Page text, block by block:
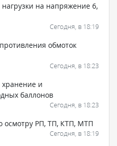
на напряжение 6,
Сегодня, в 18:19
обмоток
Сегодня, в 18:23
хранение и
баллонов
Сегодня, в 18:23
осмотру РП, ТП, КТП, МТП
Сегодня, в 18:19